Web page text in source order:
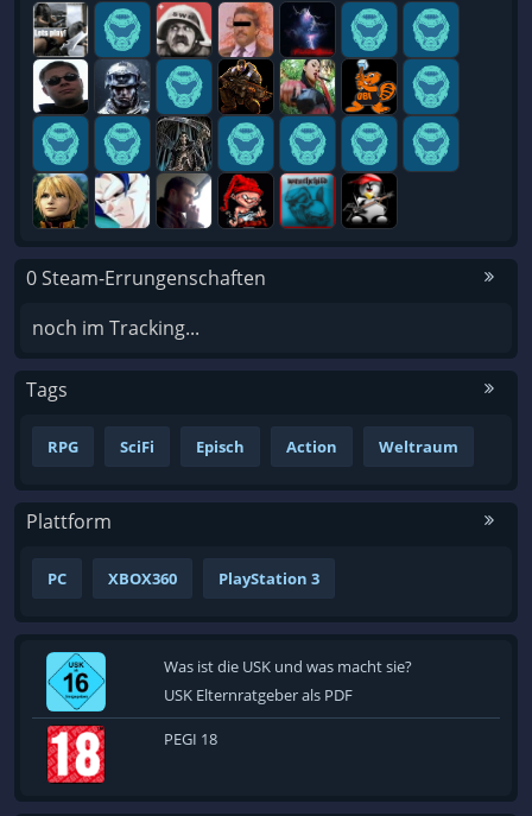
0 Steam-Errungenschaften
noch im Tracking...
Tags
RPG SciFi Episch Action Weltraum
Plattform
PC XBOX360 PlayStation 3
Was ist die USK und was macht sie?
USK Elternratgeber als PDF
PEGI 18